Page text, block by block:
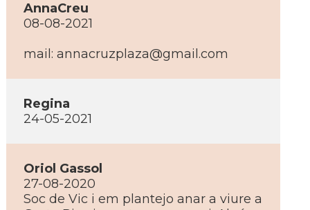
AnnaCreu
08-08-2021
mail: annacruzplaza@gmail.com
Regina
24-05-2021
Oriol Gassol
27-08-2020
Soc de Vic i em plantejo anar a viure a